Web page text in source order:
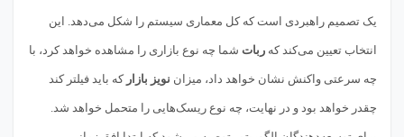
یک تصمیم راهبردی است که کل معماری سیستم را شکل می‌دهد. این
انتخاب تعیین می‌کند که ربات شما چه نوع بازاری را مشاهده خواهد کرد، با
چه سرعتی واکنش نشان خواهد داد، میزان نویز بازار که باید فیلتر کند
چقدر خواهد بود و در نهایت، چه نوع ریسک‌هایی را متحمل خواهد شد.